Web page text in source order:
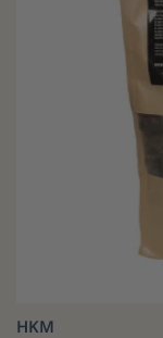
HKM